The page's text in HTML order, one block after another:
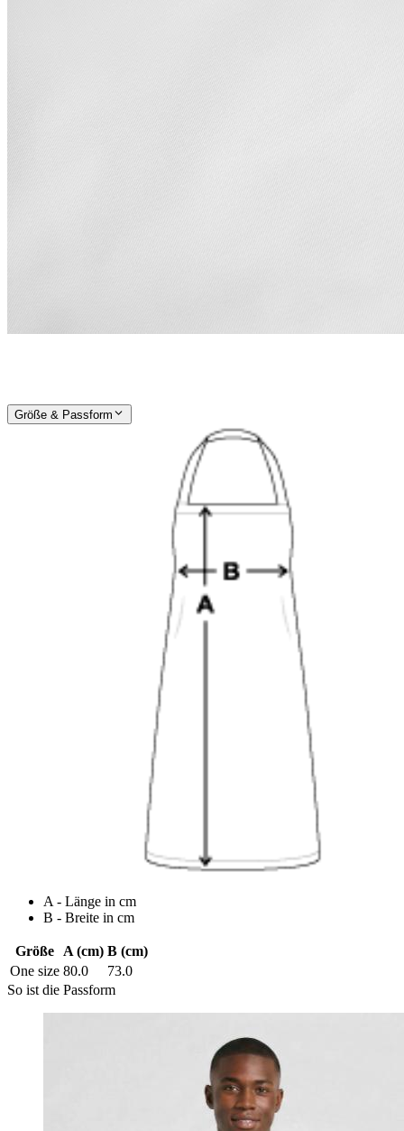
Größe & Passform
A - Länge in cm
B - Breite in cm
Größe A (cm) B (cm)
One size 80.0
73.0
So ist die Passform